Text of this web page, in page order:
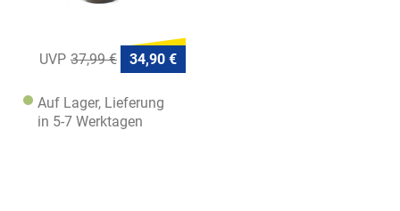
37,99 € 34,90 €
Auf Lager, Lieferung
in 5-7 Werktagen